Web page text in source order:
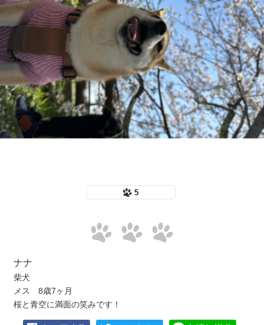
5
ナナ
柴犬
メス 8歳7ヶ月
桜と青空に満面の笑みです！